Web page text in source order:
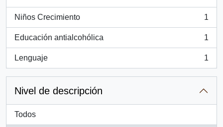
, 1 resultados
Niños Crecimiento
, 1 resultados
1
Educación antialcohólica
, 1 resultados
1
Lenguaje
, 1 resultados
1
Nivel de descripción
Todos